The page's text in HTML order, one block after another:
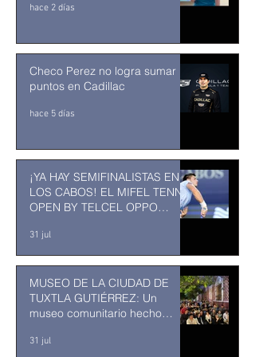
hace 2 días
Checo Perez no logra sumar
puntos en Cadillac
hace 5 días
¡YA HAY SEMIFINALISTAS EN
LOS CABOS! EL MIFEL TENNIS
OPEN BY TELCEL OPPO
31 jul
MUSEO DE LA CIUDAD DE
TUXTLA GUTIÉRREZ: Un
museo comunitario hecho
31 jul